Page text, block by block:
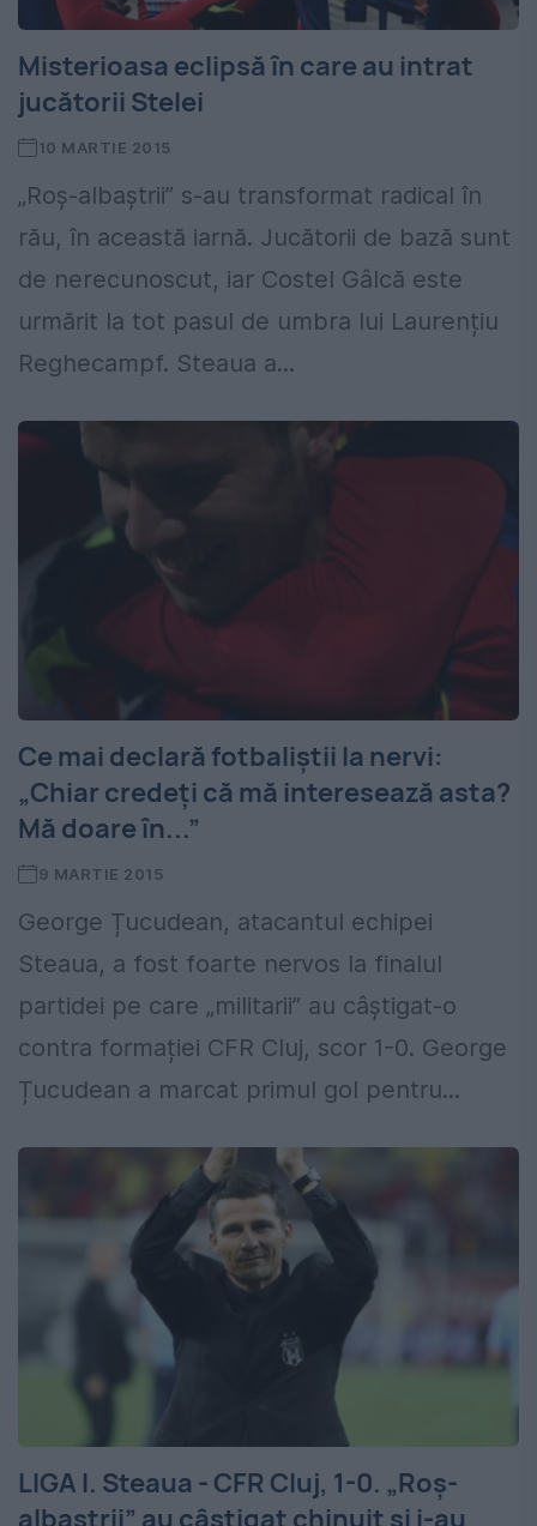
Misterioasa eclipsă în care au intrat
jucătorii Stelei
10 MARTIE 2015
„Roș-albaștrii” s-au transformat radical în
rău, în această iarnă. Jucătorii de bază sunt
de nerecunoscut, iar Costel Gâlcă este
urmărit la tot pasul de umbra lui Laurențiu
Reghecampf. Steaua a...
Ce mai declară fotbaliștii la nervi:
„Chiar credeți că mă interesează asta?
Mă doare în...”
9 MARTIE 2015
George Țucudean, atacantul echipei
Steaua, a fost foarte nervos la finalul
partidei pe care „militarii” au câștigat-o
contra formației CFR Cluj, scor 1-0. George
Țucudean a marcat primul gol pentru...
LIGA I. Steaua - CFR Cluj, 1-0. „Roș-